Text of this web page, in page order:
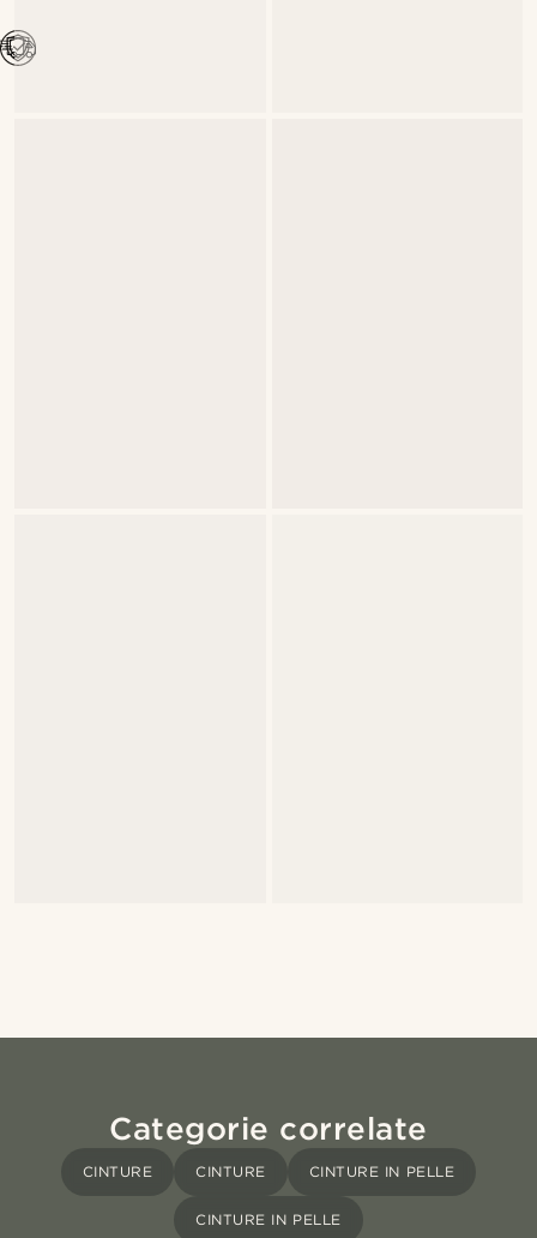
Categorie correlate
CINTURE CINTURE CINTURE IN PELLE
CINTURE IN PELLE